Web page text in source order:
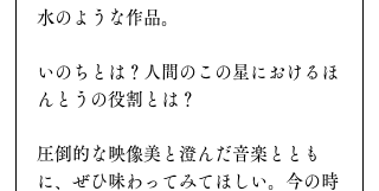
水のような作品。
いのちとは？人間のこの星におけるほ
んとうの役割とは？
圧倒的な映像美と澄んだ音楽ととも
に、ぜひ味わってみてほしい。今の時